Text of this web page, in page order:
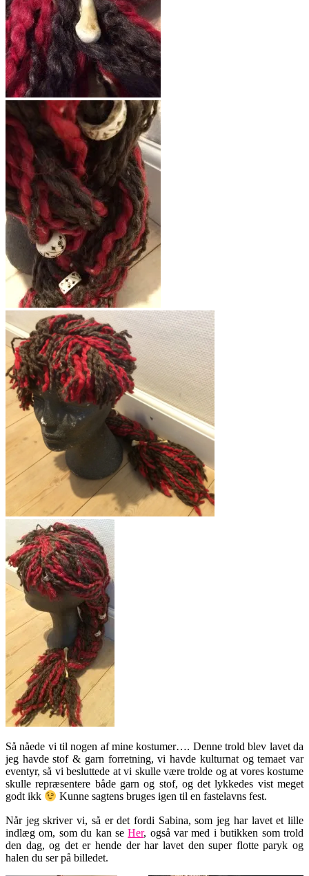
Så nåede vi til nogen af mine kostumer…. Denne trold blev lavet da
jeg havde stof & garn forretning, vi havde kulturnat og temaet var
eventyr, så vi besluttede at vi skulle være trolde og at vores kostume
skulle repræsentere både garn og stof, og det lykkedes vist meget
godt ikk
Kunne sagtens bruges igen til en fastelavns fest.
Når jeg skriver vi, så er det fordi Sabina, som jeg har lavet et lille
indlæg om, som du kan seHer, også var med i butikken som trold
den dag, og det er hende der har lavet den super flotte paryk og
halen du ser på billedet.